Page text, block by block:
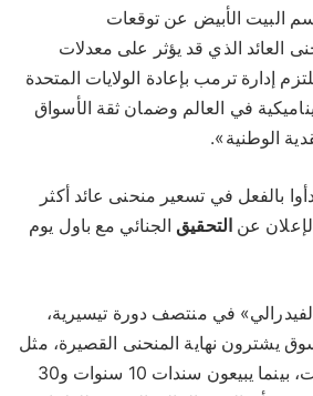
البيت الأبيض عن توقعات
العائد الذي قد يؤثر على معدلات
إدارة ترمب بإعادة الولايات المتحدة
في العالم وضمان ثقة الأسواق
الوطنية».
بالفعل في تسعير منحنى عائد أكثر
التحقيق الجنائي مع باول يوم
في منتصف دورة تيسيرية،
يشترون نهاية المنحنى القصيرة، مثل
سندات سنتين و5 سنوات، بينما يبيعون سندات 10 سنوات و30